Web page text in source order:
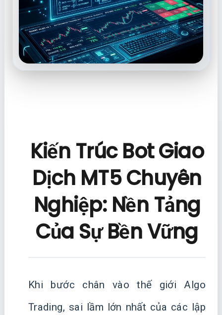
Kiến Trúc Bot Giao
Dịch MT5 Chuyên
Nghiệp: Nền Tảng
Của Sự Bền Vững
Khi bước chân vào thế giới Algo
Trading, sai lầm lớn nhất của các lập